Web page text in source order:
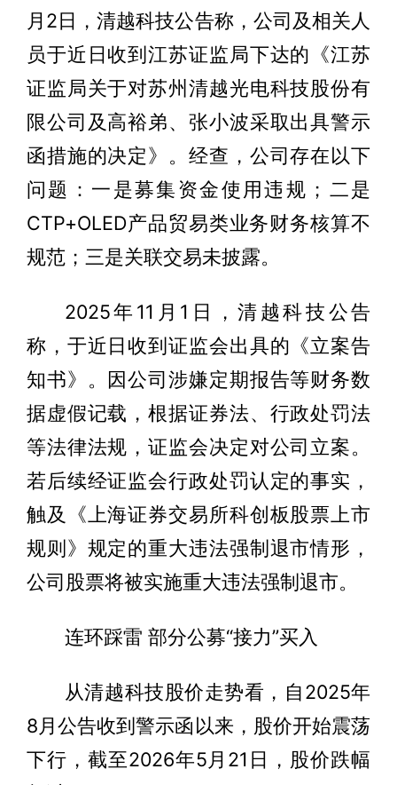
月2日，清越科技公告称，公司及相关人
员于近日收到江苏证监局下达的《江苏
证监局关于对苏州清越光电科技股份有
限公司及高裕弟、张小波采取出具警示
函措施的决定》。经查，公司存在以下
问题：一是募集资金使用违规；二是
CTP+OLED产品贸易类业务财务核算不
规范；三是关联交易未披露。
2025年11月1日，清越科技公告
称，于近日收到证监会出具的《立案告
知书》。因公司涉嫌定期报告等财务数
据虚假记载，根据证券法、行政处罚法
等法律法规，证监会决定对公司立案。
若后续经证监会行政处罚认定的事实，
触及《上海证券交易所科创板股票上市
规则》规定的重大违法强制退市情形，
公司股票将被实施重大违法强制退市。
连环踩雷 部分公募“接力”买入
从清越科技股价走势看，自2025年
8月公告收到警示函以来，股价开始震荡
下行，截至2026年5月21日，股价跌幅